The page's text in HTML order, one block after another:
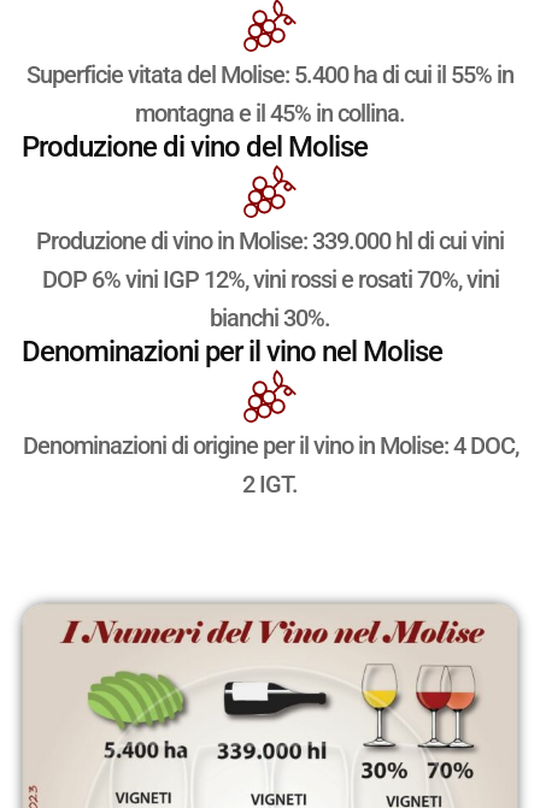
Superficie vitata del Molise: 5.400 ha di cui il 55% in
montagna e il 45% in collina.
Produzione di vino del Molise
Produzione di vino in Molise: 339.000 hl di cui vini
DOP 6% vini IGP 12%, vini rossi e rosati 70%, vini
bianchi 30%.
Denominazioni per il vino nel Molise
Denominazioni di origine per il vino in Molise: 4 DOC,
2 IGT.